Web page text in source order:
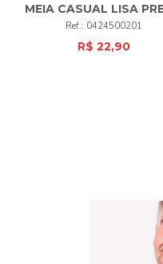
UNI +
MEIA CASUAL LISA
0424500201
R$ 22,90